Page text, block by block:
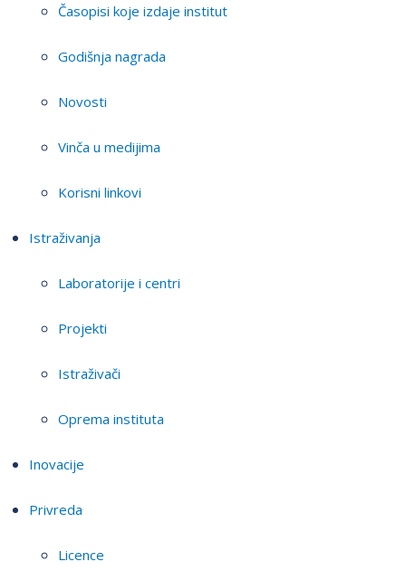
Časopisi koje izdaje institut
Godišnja nagrada
Novosti
Vinča u medijima
Korisni linkovi
Istraživanja
Laboratorije i centri
Projekti
Istraživači
Oprema instituta
Inovacije
Privreda
Licence